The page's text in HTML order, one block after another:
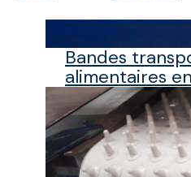
Bandes
alimentaires